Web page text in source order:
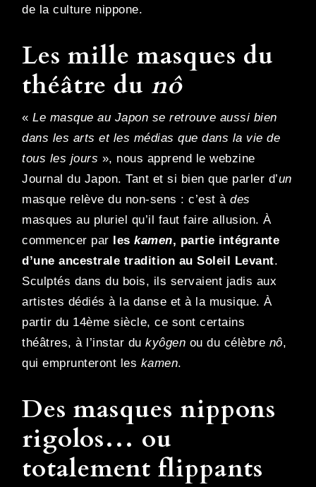
de la culture nippone.
Les mille masques du
théâtre du nô
« Le masque au Japon se retrouve aussi bien
dans les arts et les médias que dans la vie de
tous les jours », nous apprend le webzine
Journal du Japon. Tant et si bien que parler d’un
masque relève du non-sens : c’est à des
masques au pluriel qu’il faut faire allusion. À
commencer par
les kamen, partie intégrante
d’une ancestrale tradition au Soleil Levant.
Sculptés dans du bois, ils servaient jadis aux
artistes dédiés à la danse et à la musique. À
partir du 14ème siècle, ce sont certains
théâtres, à l’instar du kyôgen ou du célèbre nô,
qui emprunteront les kamen.
Des masques nippons
rigolos… ou
totalement flippants